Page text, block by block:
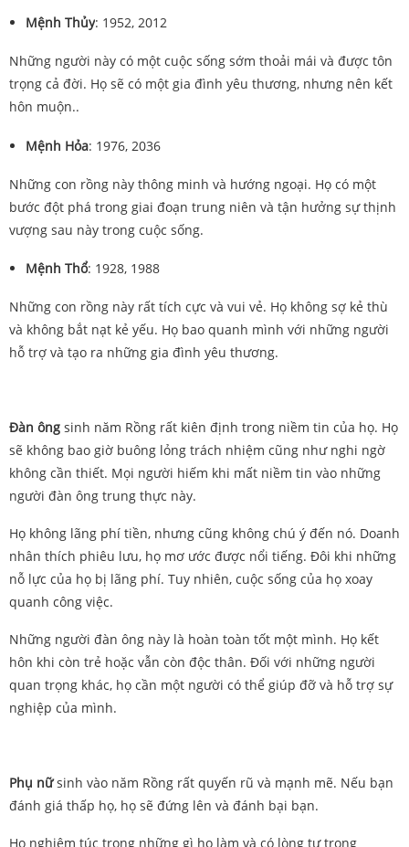
Mệnh Thủy: 1952, 2012
Những người này có một cuộc sống sớm thoải mái và được tôn
trọng cả đời. Họ sẽ có một gia đình yêu thương, nhưng nên kết
hôn muộn..
Mệnh Hỏa: 1976, 2036
Những con rồng này thông minh và hướng ngoại. Họ có một
bước đột phá trong giai đoạn trung niên và tận hưởng sự thịnh
vượng sau này trong cuộc sống.
Mệnh Thổ: 1928, 1988
Những con rồng này rất tích cực và vui vẻ. Họ không sợ kẻ thù
và không bắt nạt kẻ yếu. Họ bao quanh mình với những người
hỗ trợ và tạo ra những gia đình yêu thương.
Đàn ông sinh năm Rồng rất kiên định trong niềm tin của họ. Họ
sẽ không bao giờ buông lỏng trách nhiệm cũng như nghi ngờ
không cần thiết. Mọi người hiếm khi mất niềm tin vào những
người đàn ông trung thực này.
Họ không lãng phí tiền, nhưng cũng không chú ý đến nó. Doanh
nhân thích phiêu lưu, họ mơ ước được nổi tiếng. Đôi khi những
nỗ lực của họ bị lãng phí. Tuy nhiên, cuộc sống của họ xoay
quanh công việc.
Những người đàn ông này là hoàn toàn tốt một mình. Họ kết
hôn khi còn trẻ hoặc vẫn còn độc thân. Đối với những người
quan trọng khác, họ cần một người có thể giúp đỡ và hỗ trợ sự
nghiệp của mình.
Phụ nữsinh vào năm Rồng rất quyến rũ và mạnh mẽ. Nếu bạn
đánh giá thấp họ, họ sẽ đứng lên và đánh bại bạn.
Họ nghiêm túc trong những gì họ làm và có lòng tự trọng